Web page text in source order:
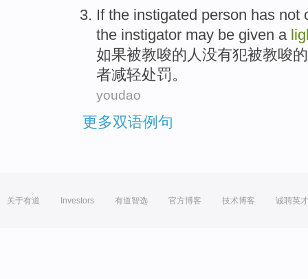
Ifthe instigated person has not
the instigator may be given a
如果被教唆的 人 没有犯被教唆的
者减轻处罚。
youdao
更多双语例句
关于有道 Investors 有道智选 官方博客 技术博客 诚聘英才